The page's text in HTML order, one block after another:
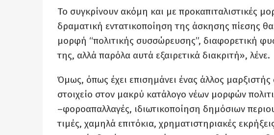
Το συγκρίνουν ακόμη και με προκαπιταλιστικές
δραματική εντατικοποίηση της άσκησης πίεσης
μορφή “πολιτικής συσσώρευσης”, διαφορετική
της, αλλά παρόλα αυτά εξαιρετικά διακριτή», λένε.
Όμως, όπως έχει επισημάνει ένας άλλος
στοιχείο στον μακρύ κατάλογο νέων μορφών
–φοροαπαλλαγές, ιδιωτικοποίηση δημόσιων
τιμές, χαμηλά επιτόκια, χρηματιστηριακές